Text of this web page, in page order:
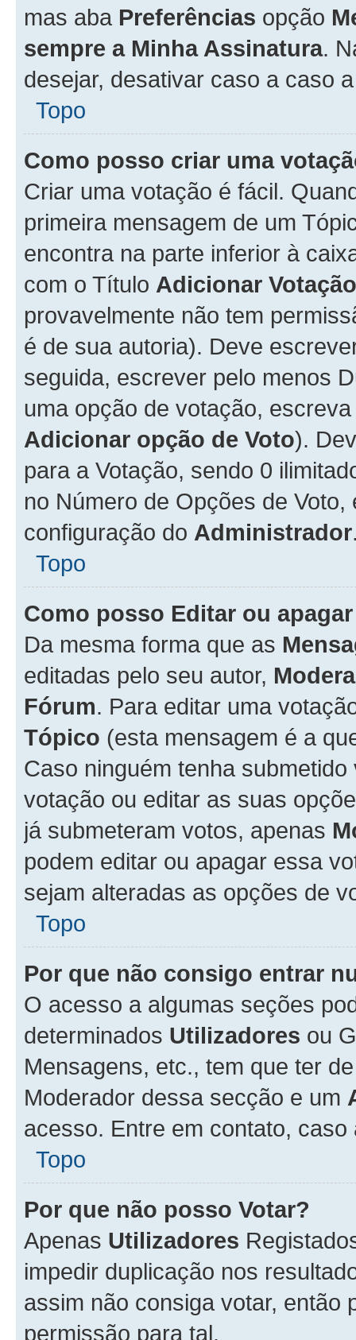
mas aba Preferências opção
sempre a Minha Assinatura.
desejar, desativar caso a caso
Topo
Como posso criar uma
Criar uma votação é fácil.
primeira mensagem de um
encontra na parte inferior à
com o Título Adicionar Votação
provavelmente não tem
é de sua autoria). Deve
seguida, escrever pelo menos
uma opção de votação,
Adicionar opção de Voto).
para a Votação, sendo 0
no Número de Opções de
configuração do Administrador
Topo
Como posso Editar ou
Da mesma forma que as
editadas pelo seu autor,
Fórum. Para editar uma
Tópico (esta mensagem é a
Caso ninguém tenha
votação ou editar as suas
já submeteram votos, apenas
podem editar ou apagar essa
sejam alteradas as opções de
Topo
Por que não consigo entrar
O acesso a algumas seções
determinados Utilizadores ou
Mensagens, etc., tem que ter
Moderador dessa secção e um
acesso. Entre em contato,
Topo
Por que não posso Votar?
Apenas Utilizadores
impedir duplicação nos
assim não consiga votar, então
permissão para tal.